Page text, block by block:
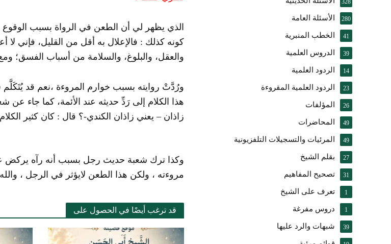
الذي يظهر لي أن الطعن في الرواة بسبب
كونه كذلك : فالإعلال به أقل من القليل، فإني
والعقل، والبلوغ، والسلامة من أسباب الفسق؛
ورُدَّتْ روايته بسبب خوارم المروءة ،نعم قد
هذا الكلام إلى رَدِّ حديثه عند الأئمة، كما جاء
زاذان – يعني زاذان الكندي-؟ قال : كان كثير
وكذا ترك شعبة حديث رجل بسبب أنه رآه يركض
مروءته ، ولكن هذا الطعن لايؤثر في الرجل ،
قد ترغب أيضًا في الحصول على
328
الأسئلة العامة 280
الخطب المنبرية 41
الدروس العلمية 39
الردود العلمية 14
الردود العلمية المقروءة 23
المؤلفات 26
المحاضرات 49
المرئيات والتسجيلات التلفزيونية 49
بقلم الشيخ 27
تصحيح المفاهيم 31
تعرف على الشيخ 1
دروس مفرغة 1
شبهات والرد عليها 39